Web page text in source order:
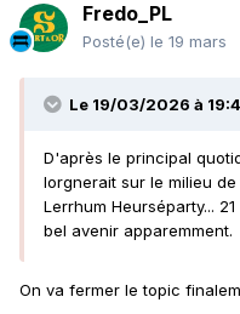
Fredo_PL
Posté(e) le 19 mars
Le 19/03/2026 à
D'après le principal
lorgnerait sur le milieu
Lerrhum Heurséparty...
bel avenir apparemment.
On va fermer le topic